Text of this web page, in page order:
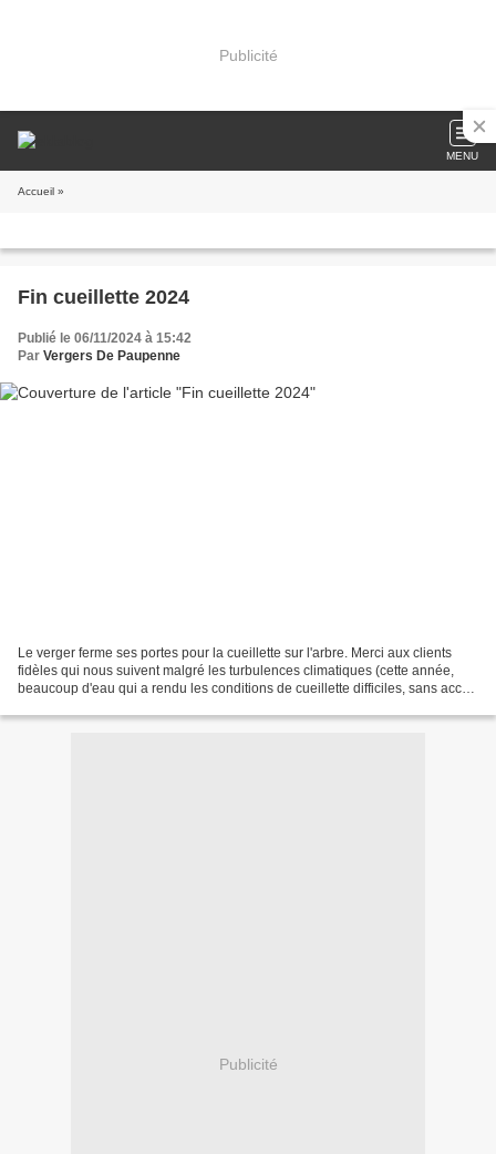
Publicité
MENU
Accueil »
Fin cueillette 2024
Publié le 06/11/2024 à 15:42
Par Vergers De Paupenne
Le verger ferme ses portes pour la cueillette sur l'arbre. Merci aux clients
fidèles qui nous suivent malgré les turbulences climatiques (cette année,
beaucoup d'eau qui a rendu les conditions de cueillette difficiles, sans accès
Publicité